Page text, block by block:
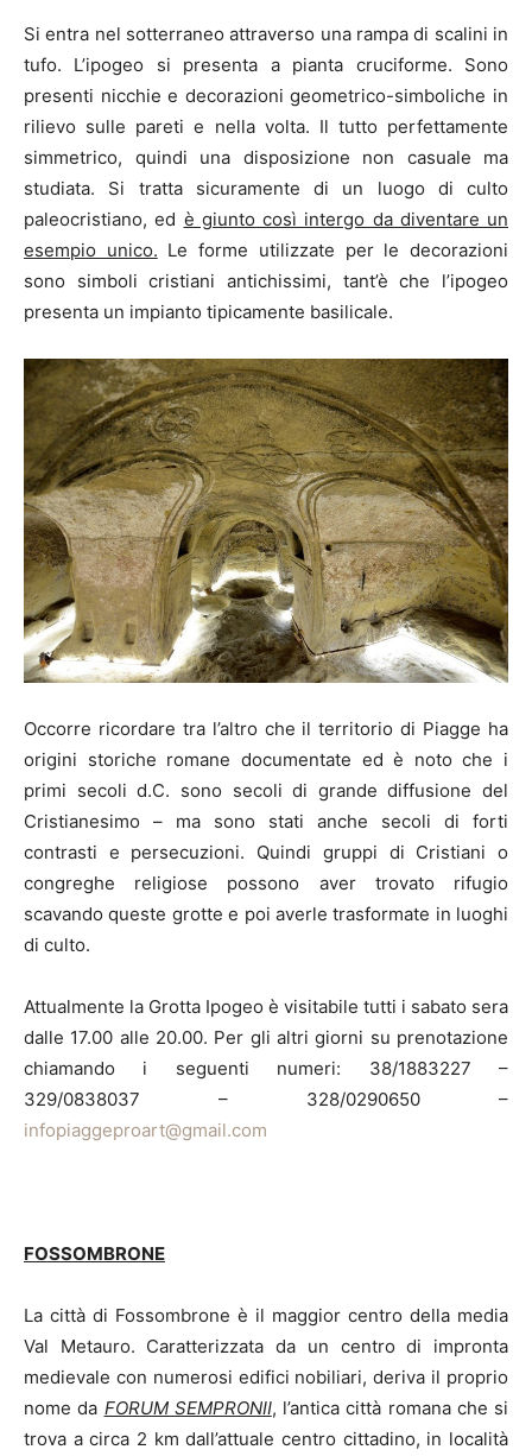
Si entra nel sotterraneo attraverso una rampa di scalini in
tufo. L’ipogeo si presenta a pianta cruciforme. Sono
presenti nicchie e decorazioni geometrico-simboliche in
rilievo sulle pareti e nella volta. Il tutto perfettamente
simmetrico, quindi una disposizione non casuale ma
studiata. Si tratta sicuramente di un luogo di culto
paleocristiano, ed è giunto così intergo da diventare un
esempio unico. Le forme utilizzate per le decorazioni
sono simboli cristiani antichissimi, tant’è che l’ipogeo
presenta un impianto tipicamente basilicale.
Occorre ricordare tra l’altro che il territorio di Piagge ha
origini storiche romane documentate ed è noto che i
primi secoli d.C. sono secoli di grande diffusione del
Cristianesimo – ma sono stati anche secoli di forti
contrasti e persecuzioni. Quindi gruppi di Cristiani o
congreghe religiose possono aver trovato rifugio
scavando queste grotte e poi averle trasformate in luoghi
di culto.
Attualmente la Grotta Ipogeo è visitabile tutti i sabato sera
dalle 17.00 alle 20.00. Per gli altri giorni su prenotazione
chiamando i seguenti numeri: 38/1883227 –
329/0838037 – 328/0290650 –
infopiaggeproart@gmail.com
FOSSOMBRONE
La città di Fossombrone è il maggior centro della media
Val Metauro. Caratterizzata da un centro di impronta
medievale con numerosi edifici nobiliari, deriva il proprio
nome da FORUM SEMPRONII, l’antica città romana che si
trova a circa 2 km dall’attuale centro cittadino, in località